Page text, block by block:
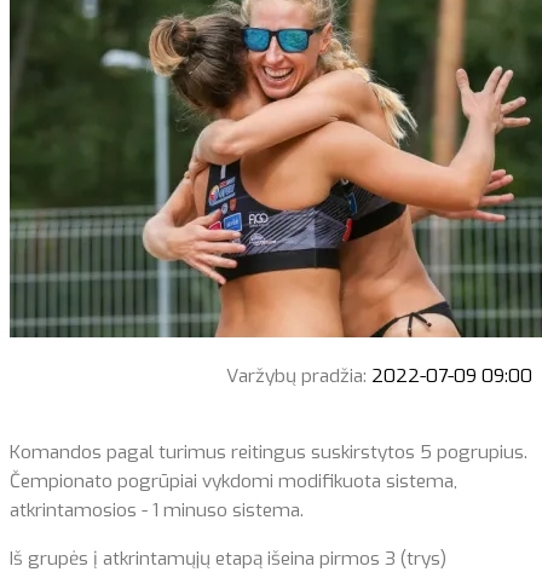
Varžybų pradžia: 2022-07-09 09:00
Komandos pagal turimus reitingus suskirstytos 5 pogrupius.
Čempionato pogrūpiai vykdomi modifikuota sistema,
atkrintamosios - 1 minuso sistema.
Iš grupės į atkrintamųjų etapą išeina pirmos 3 (trys)